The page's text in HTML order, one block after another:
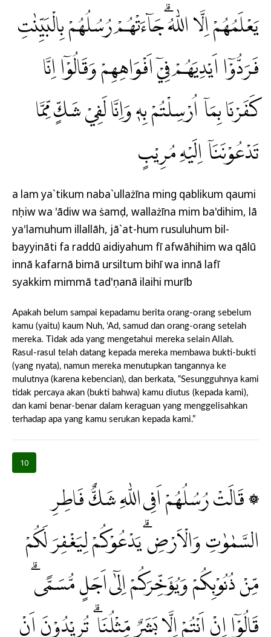
يَعْلَمُهُمْ اِلَّا اللّٰهُ ۗجَاۤءَتْهُمْ رُسُلُهُمْ بِالْبَيِّنٰتِ
فَرَدُّوْٓا اَيْدِيَهُمْ فِيْٓ اَفْوَاهِهِمْ وَقَالُوْٓا اِنَّا
كَفَرْنَا بِمَآ اُرْسِلْتُمْ بِهٖ وَاِنَّا لَفِيْ شَكٍّ مِّمَّا
تَدْعُوْنَنَآ اِلَيْهِ مُرِيْبٍ
a lam ya`tikum naba`ullażīna ming qablikum qaumi
nụḥiw wa 'ādiw wa ṡamụd, wallażīna mim ba'dihim, lā
ya'lamuhum illallāh, jā`at-hum rusuluhum bil-
bayyināti fa raddū aidiyahum fī afwāhihim wa qālū
innā kafarnā bimā ursiltum bihī wa innā lafī
syakkim mimmā tad'ụnanā ilaihi murīb
Apakah belum sampai kepadamu berita orang-orang sebelum
kamu (yaitu) kaum Nuh, ‘Ad, samud dan orang-orang setelah
mereka. Tidak ada yang mengetahui mereka selain Allah.
Rasul-rasul telah datang kepada mereka membawa bukti-bukti
(yang nyata), namun mereka menutupkan tangannya ke
mulutnya (karena kebencian), dan berkata, “Sesungguhnya kami
tidak percaya akan (bukti bahwa) kamu diutus (kepada kami),
dan kami benar-benar dalam keraguan yang menggelisahkan
terhadap apa yang kamu serukan kepada kami.”
10
۞ قَالَتْ رُسُلُهُمْ اَفِى اللّٰهِ شَكٌّ فَاطِرِ
السَّمٰوٰتِ وَالْاَرْضِۗ يَدْعُوْكُمْ لِيَغْفِرَ لَكُمْ
مِّنْ ذُنُوْبِكُمْ وَيُؤَخِّرَكُمْ اِلٰٓى اَجَلٍ مُّسَمًّىۗ
قَالُوْٓا اِنْ اَنْتُمْ اِلَّا بَشَرٌ مِّثْلُنَا ۗ تُرِيْدُوْنَ اَنْ